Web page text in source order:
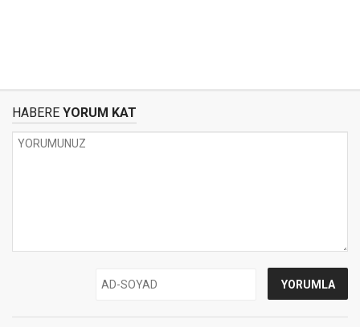
HABERE YORUM KAT